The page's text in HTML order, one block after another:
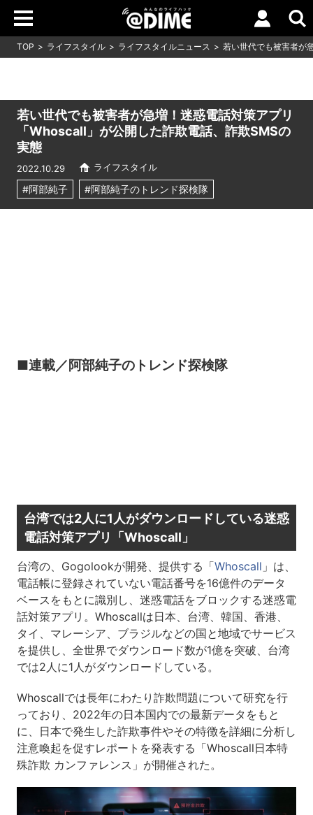
TOP ライフスタイル ライフスタイルニュース 若い世代でも被害者が
若い世代でも被害者が急増！迷惑電話対策アプリ
「Whoscall」が公開した詐欺電話、詐欺SMSの
実態
2022.10.29 ライフスタイル
#阿部純子 #阿部純子のトレンド探検隊
■連載／阿部純子のトレンド探検隊
台湾では2人に1人がダウンロードしている迷惑
電話対策アプリ「Whoscall」
台湾の、Gogolookが開発、提供する「Whoscall 」は、
電話帳に登録されていない電話番号を16億件のデータ
ベースをもとに識別し、迷惑電話をブロックする迷惑電
話対策アプリ。Whoscallは日本、台湾、韓国、香港、
タイ、マレーシア、ブラジルなどの国と地域でサービス
を提供し、全世界でダウンロード数が1億を突破、台湾
では2人に1人がダウンロードしている。
Whoscallでは長年にわたり詐欺問題について研究を行
っており、2022年の日本国内での最新データをもと
に、日本で発生した詐欺事件やその特徴を詳細に分析し
注意喚起を促すレポートを発表する「Whoscall日本特
殊詐欺 カンファレンス」が開催された。